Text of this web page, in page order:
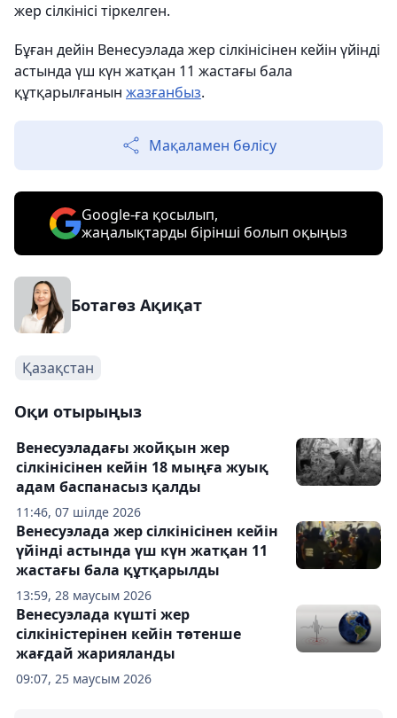
жер сілкінісі тіркелген.
Бұған дейін Венесуэлада жер сілкінісінен кейін үйінді
астында үш күн жатқан 11 жастағы бала
құтқарылғанын жазғанбыз.
Мақаламен бөлісу
Google-ға қосылып,
жаңалықтарды бірінші болып оқыңыз
Ботагөз Ақиқат
Қазақстан
Оқи отырыңыз
11:46, 07 шілде 2026
Венесуэладағы жойқын жер
сілкінісінен кейін 18 мыңға жуық
адам баспанасыз қалды
13:59, 28 маусым 2026
Венесуэлада жер сілкінісінен кейін
үйінді астында үш күн жатқан 11
жастағы бала құтқарылды
09:07, 25 маусым 2026
Венесуэлада күшті жер
сілкіністерінен кейін төтенше
жағдай жарияланды